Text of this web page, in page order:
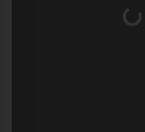
Wird geladen …